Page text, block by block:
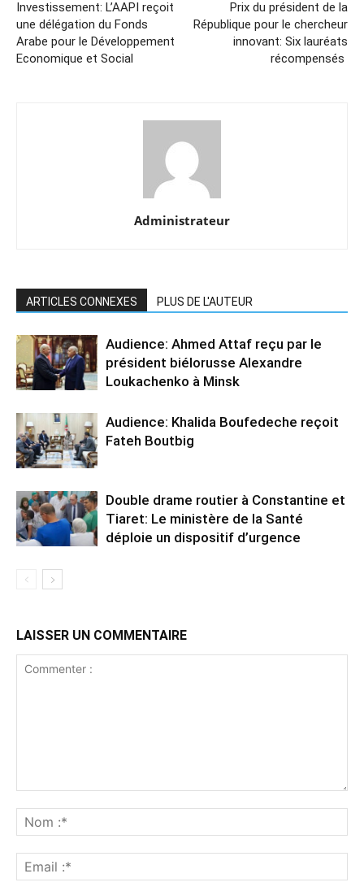
Investissement: L’AAPI reçoit
une délégation du Fonds
Arabe pour le Développement
Economique et Social
Prix du président de la
République pour le chercheur
innovant: Six lauréats
récompensés
Administrateur
ARTICLES CONNEXES PLUS DE L'AUTEUR
Audience: Ahmed Attaf reçu par le
président biélorusse Alexandre
Loukachenko à Minsk
Audience: Khalida Boufedeche reçoit
Fateh Boutbig
Double drame routier à Constantine et
Tiaret: Le ministère de la Santé
déploie un dispositif d’urgence
LAISSER UN COMMENTAIRE